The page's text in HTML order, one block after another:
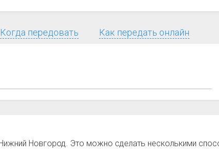
Когда передовать Как передать онлайн
Новгород. Это можно сделать несколькими